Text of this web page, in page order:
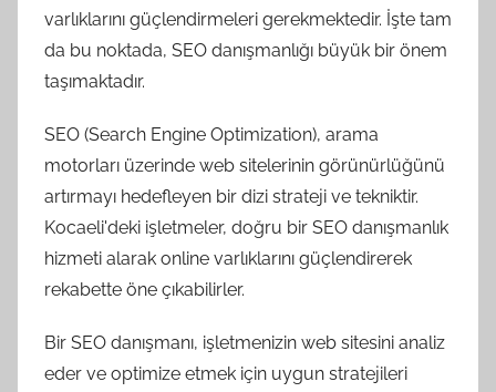
varlıklarını güçlendirmeleri gerekmektedir. İşte tam
da bu noktada, SEO danışmanlığı büyük bir önem
taşımaktadır.
SEO (Search Engine Optimization), arama
motorları üzerinde web sitelerinin görünürlüğünü
artırmayı hedefleyen bir dizi strateji ve tekniktir.
Kocaeli'deki işletmeler, doğru bir SEO danışmanlık
hizmeti alarak online varlıklarını güçlendirerek
rekabette öne çıkabilirler.
Bir SEO danışmanı, işletmenizin web sitesini analiz
eder ve optimize etmek için uygun stratejileri